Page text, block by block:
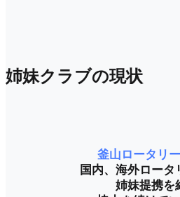
姉妹クラブの現状
釜山ロータリー
国内、海外ロータ
姉妹提携を